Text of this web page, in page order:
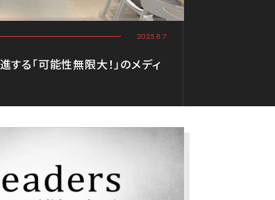
2025.8.7
する「可能性無限大！」のメディ